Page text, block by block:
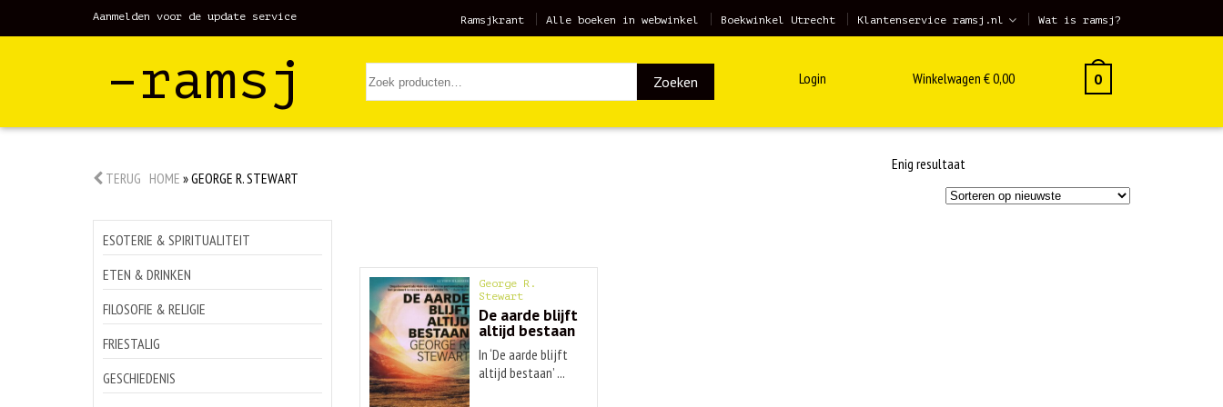
Aanmelden voor de update service Ramsjkrant Alle boeken in webwinkel Boekwinkel Utrecht Klantenservice ramsj.nl Wat is ramsj?
–ramsj Zoeken Login Winkelwagen €0,00 0
TERUG HOME »GEORGE R. STEWART
Enig resultaat
ESOTERIE & SPIRITUALITEIT
ETEN & DRINKEN
FILOSOFIE & RELIGIE
FRIESTALIG
GESCHIEDENIS
George R.
Stewart
De aarde blijft
altijd bestaan
In ‘De aarde blijft
altijd bestaan’ ...